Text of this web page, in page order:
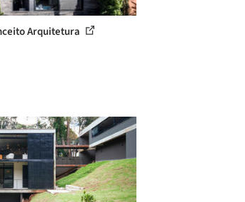
Arquitetura